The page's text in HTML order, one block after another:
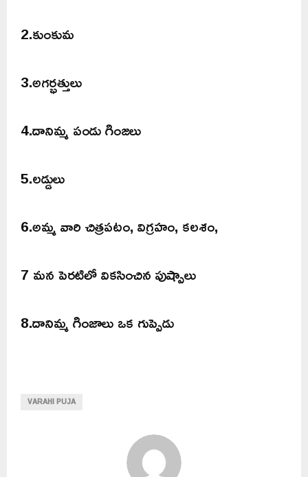
2.కుంకుమ
3.అగర్భత్తులు
4.దానిమ్మ పండు గింజలు
5.లడ్డులు
6.అమ్మ వారి చిత్రపటం, విగ్రహం, కలశం,
7 మన పెరటిలో వికసించిన పుష్పాలు
8.దానిమ్మ గింజాలు ఒక గుప్పెడు
VARAHI PUJA